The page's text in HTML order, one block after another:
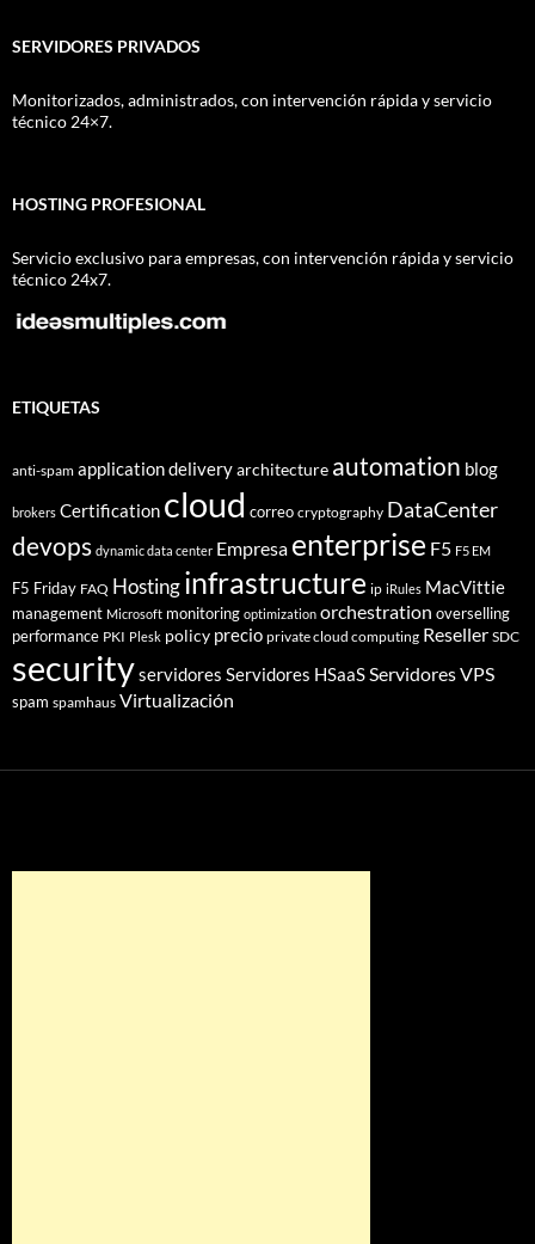
SERVIDORES PRIVADOS
Monitorizados, administrados, con intervención rápida y servicio
técnico 24×7.
HOSTING PROFESIONAL
Servicio exclusivo para empresas, con intervención rápida y servicio
técnico 24x7.
ETIQUETAS
anti-spam application deliveryarchitecture automation blog
brokers Certification cloud correo cryptography DataCenter
devops dynamic data center Empresa enterprise F5 F5 EM
F5 Friday FAQ Hostinginfrastructure ip iRules MacVittie
management Microsoft monitoring optimization orchestration overselling
performance PKI Plesk policy precio private cloud computing Reseller SDC
securityservidores Servidores HSaaSServidores VPS
spam spamhaus Virtualización